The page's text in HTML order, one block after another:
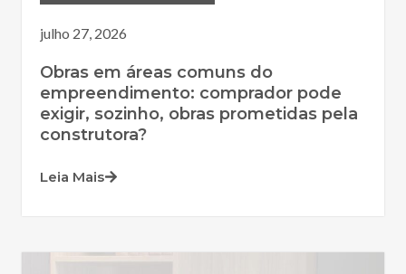
julho 27, 2026
Obras em áreas comuns do
empreendimento: comprador pode
exigir, sozinho, obras prometidas pela
construtora?
Leia Mais